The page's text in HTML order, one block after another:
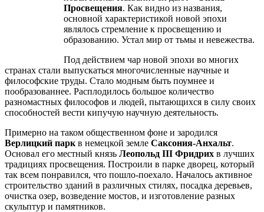
Просвещения. Как видно из названия,
основной характеристикой новой эпохи
являлось стремление к просвещению и
образованию. Устал мир от тьмы и невежества.
Под действием чар новой эпохи во многих
странах стали выпускаться многочисленные научные и
философские труды. Стало модным быть поумнее и
пообразованнее. Расплодилось большое количество
разномастных философов и людей, пытающихся в силу своих
способностей вести кипучую научную деятельность.
Примерно на таком общественном фоне и зародился
Верлицкий парк в немецкой земле Саксония-Анхальт.
Основал его местный князь Леопольд III Фридрих в лучших
традициях просвещения. Построили в парке дворец, который
так всем понравился, что пошло-поехало. Началось активное
строительство зданий в различных стилях, посадка деревьев,
очистка озер, возведение мостов, и изготовление разных
скульптур и памятников.